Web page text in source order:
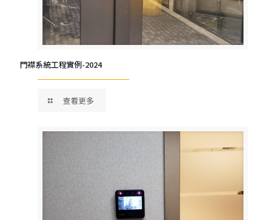
門襟系統工程實例-2024
查看更多